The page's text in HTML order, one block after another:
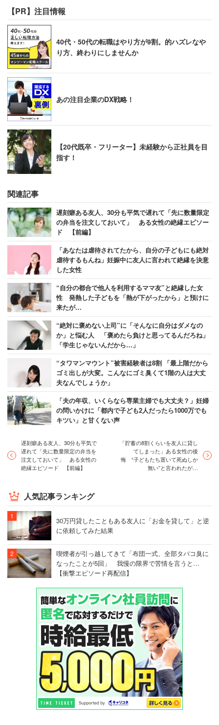
【PR】注目情報
40代・50代の転職はやり方が9割。的ハズレなや
り方、終わりにしませんか
あの注目企業のDX戦略！
【20代既卒・フリーター】未経験から正社員を目
指す！
関連記事
遅刻癖ある友人、30分も平気で遅れて「先に数量限定
の弁当を注文しておいて」 ある女性の絶縁エピソー
ド 【前編】
「あなたは虐待されてたから、自分の子どもにも絶対
虐待するもんね」妊娠中に友人に言われて絶縁を決意
した女性
“自分の都合で他人を利用するママ友”と絶縁した女
性 発熱した子どもを「熱が下がったから」と預けに
来たが…
“絶対に褒めない上司”に「そんなに自分はダメなの
か」と悩む人 「褒めたら負けと思ってるんだろね」
「学生じゃないんだから…」
“タワマンマウント”被害経験者は8割 「最上階だから
ゴミ出しが大変。こんなにゴミ臭くて1階の人は大丈
夫なんでしょうか」
「夫の年収、いくらなら専業主婦でも大丈夫？」妊婦
の問いかけに「都内で子ども2人だったら1000万でも
キツい」と甘くない声
遅刻癖ある友人、30分も平気で
遅れて「先に数量限定の弁当を
注文しておいて」 ある女性の
絶縁エピソード 【前編】
「貯蓄の8割くらいを友人に貸し
てしまった」ある女性の後
悔 “子どもたち置いて死ぬしか
無い”と言われたが…
人気記事ランキング
30万円貸したこともある友人に「お金を貸して」と逆
に依頼してみた結果
喫煙者が引っ越してきて「布団一式、全部タバコ臭に
なったことが5回」 我慢の限界で苦情を言うと…
【衝撃エピソード再配信】